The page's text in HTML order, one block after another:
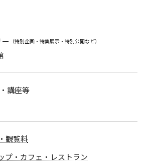
（特別企画・特集展示・特別公開など）
講座等
観覧料
プ・カフェ・レストラン